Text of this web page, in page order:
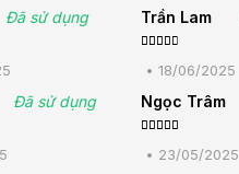
Đã sử dụng Trần Lam
xếp
hạng3
• 18/06/2025
Đã sử dụng Ngọc Trâm
xếp hạng
5 sao
• 23/05/2025